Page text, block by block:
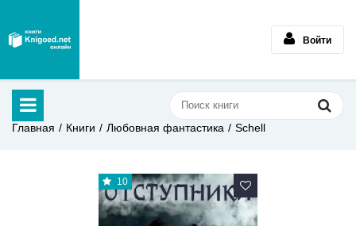
Войти
Главная Книги Любовная фантастика Schell
10